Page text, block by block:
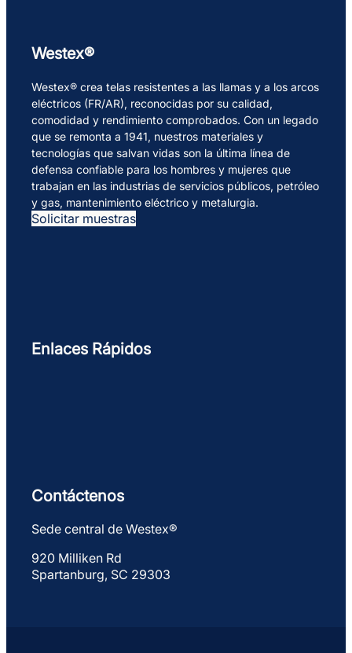
Westex®
Westex® crea telas resistentes a las llamas y a los arcos
eléctricos (FR/AR), reconocidas por su calidad,
comodidad y rendimiento comprobados. Con un legado
que se remonta a 1941, nuestros materiales y
tecnologías que salvan vidas son la última línea de
defensa confiable para los hombres y mujeres que
trabajan en las industrias de servicios públicos, petróleo
y gas, mantenimiento eléctrico y metalurgia.
Solicitar muestras
Enlaces Rápidos
Contáctenos
Sede central de Westex®
920 Milliken Rd
Spartanburg, SC 29303